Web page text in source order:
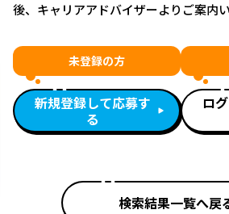
後、キャリアアドバイザーよりご案内い
未登録の方
新規登録して応募す
る
ロ
検索結果一覧へ戻